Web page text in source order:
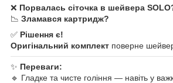
❌ Порвалась сіточка в шейвера
📉 Зламався картридж?
✅ Рішення є!
Оригінальний комплект поверне
✨ Переваги:
🔹 Гладке та чисте гоління — навіть у